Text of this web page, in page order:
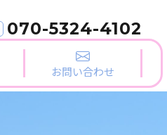
070-5324-4102
お問い合わせ